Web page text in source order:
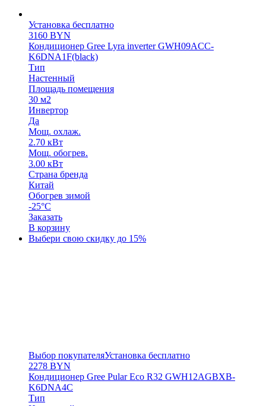
Установка бесплатно
3160 BYN
Кондиционер Gree Lyra inverter GWH09ACC-
K6DNA1F(black)
Тип
Настенный
Площадь помещения
30 м2
Инвертор
Да
Мощ. охлаж.
2.70 кВт
Мощ. обогрев.
3.00 кВт
Страна бренда
Китай
Обогрев зимой
-25°C
Заказать
В корзину
Выбери свою скидку до 15%
Выбор покупателяУстановка бесплатно
2278 BYN
Кондиционер Gree Pular Eco R32 GWH12AGBXB-
K6DNA4C
Тип